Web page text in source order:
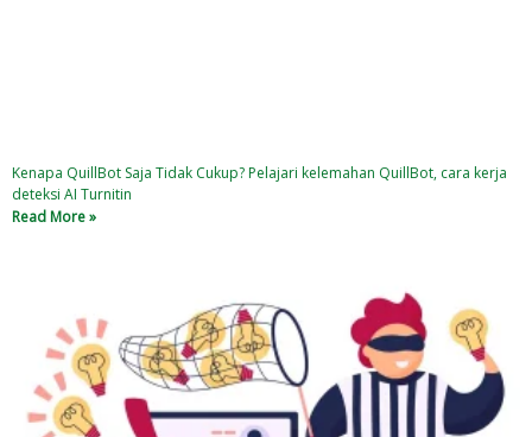
Kenapa QuillBot Saja Tidak Cukup? Pelajari kelemahan QuillBot, cara kerja
deteksi AI Turnitin
Read More »